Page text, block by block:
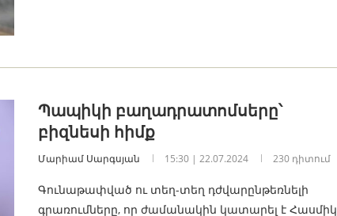
Պապիկի բաղադրատոմսերը՝
բիզնեսի հիմք
Մարիամ Սարգսյան 15:30 | 22.07.2024 230 դիտում
Գունաթափված ու տեղ-տեղ դժվարընթեռնելի
գրառումները, որ ժամանակին կատարել է Հասմիկ